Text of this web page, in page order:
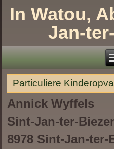
In Watou,
Jan-
Particuliere
Annick Wyffels
Sint-Jan-ter-
8978 Sint-Jan-ter-